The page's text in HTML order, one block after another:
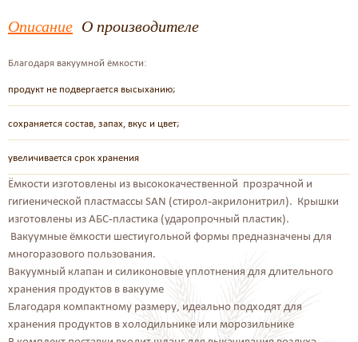
Описание О производителе
Благодаря вакуумной ёмкости:
продукт не подвергается высыханию;
сохраняется состав, запах, вкус и цвет;
увеличивается срок хранения
Ёмкости изготовлены из высококачественной прозрачной и
гигиенической пластмассы SAN (стирол-акрилонитрил). Крышки
изготовлены из АБС-пластика (ударопрочный пластик).
Вакуумные ёмкости шестиугольной формы предназначены для
многоразового пользования.
Вакуумный клапан и силиконовые уплотнения для длительного
хранения продуктов в вакууме
Благодаря компактному размеру, идеально подходят для
хранения продуктов в холодильнике или морозильнике